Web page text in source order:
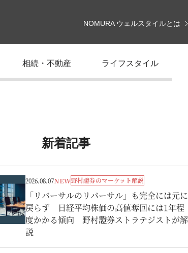
NOMURA ウェルスタイルとは
相続・不動産 ライフスタイル
新着記事
2026.08.07NEW野村證券のマーケット解説
「リバーサルのリバーサル」も完全には元に
戻らず 日経平均株価の高値奪回には1年程
度かかる傾向 野村證券ストラテジストが解
説